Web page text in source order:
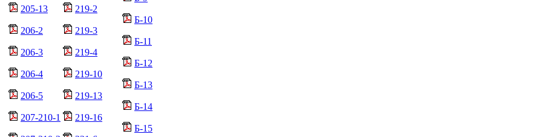
205-13
206-2
206-3
206-4
206-5
207-210-1
219-2
219-3
219-4
219-10
219-13
219-16
Б-10
Б-11
Б-12
Б-13
Б-14
Б-15